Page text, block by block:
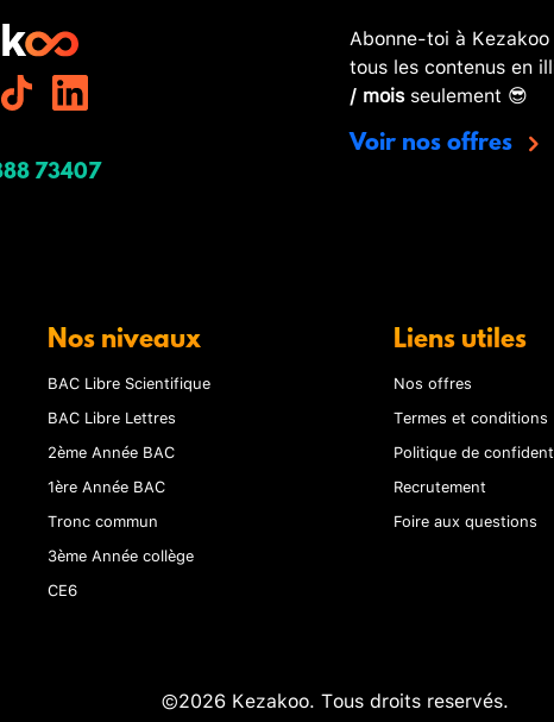
73407
Abonne-toi à
tous les contenus en
/ moisseulement 😎
Voir nos offres
Nos niveaux
BAC Libre Scientifique
BAC Libre Lettres
2ème Année BAC
1ère Année BAC
Tronc commun
3ème Année collège
CE6
Liens utiles
Nos offres
Termes et conditions
Politique de
Recrutement
Foire aux questions
©2026 Kezakoo. Tous droits reservés.